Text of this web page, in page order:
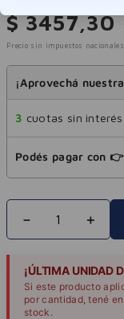
$ 3457,30
Precio sin impuestos
¡Aprovechá
3 cuotas sin interés
Podés pagar con 👉
＋
－
¡ÚLTIMA UNIDAD
Si este producto
por cantidad, tené
stock.